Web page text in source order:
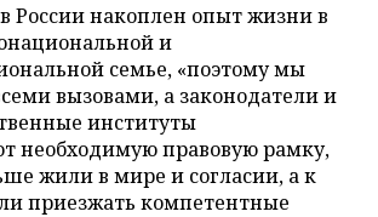
России накоплен опыт жизни в
и
семье, «поэтому мы
вызовами, а законодатели и
институты
необходимую правовую рамку,
жили в мире и согласии, а к
приезжать компетентные